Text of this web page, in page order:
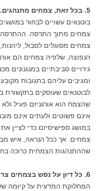
5. בכל זאת, צמחים מתנהגים.
בוטנאים עשויים לבחור
צמחים מתוך התרסה. ההתרסה
צמחים מסוגלים לסבול,
הנפוצה, שלפיה צמחים הם
גירויים סביבתיים במנגנונים
ומגיבים עליהם בתגובות
לבוטנאים שעוסקים בתקשורת
שהצמח הוא אורגניזם פעיל ולא
אינם פשוטים ולעתים אינם
במושג ספישיסיזם כדי לציין
צמחים. אך ככל הנראה, איש
שההתנהגות הצמחית כרוכה
6. כל דיון על נפש בצמחים צריך לעמוד בקריטריונים מקובלים.
המחלוקת המדעית על קיומה